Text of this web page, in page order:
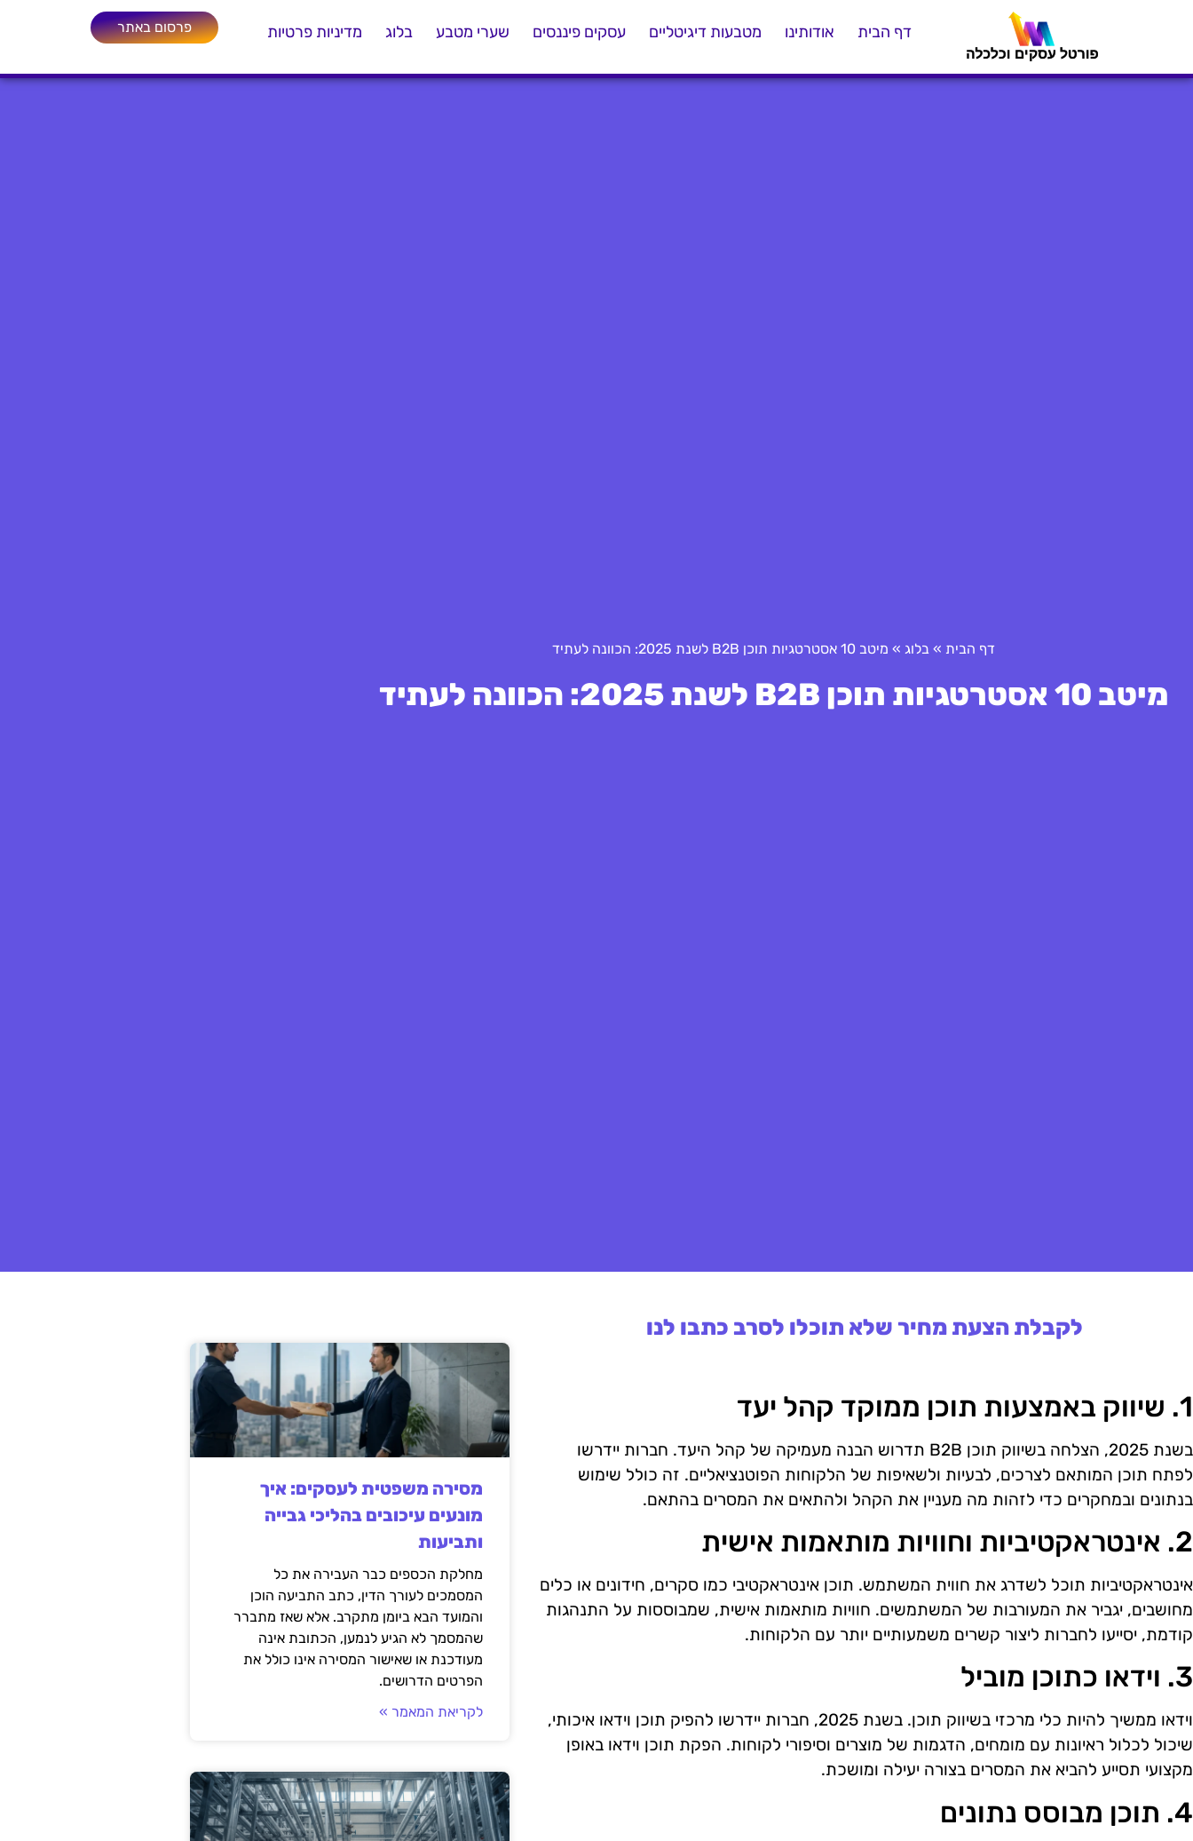
דף הבית אודותינו מטבעות דיגיטליים עסקים פיננסים שערי מטבע בלוג מדיניות פרטיות פרסום באתר
דף הבית » בלוג » מיטב 10 אסטרטגיות תוכן B2B לשנת 2025: הכוונה לעתיד
מיטב 10 אסטרטגיות תוכן B2B לשנת 2025: הכוונה לעתיד
לקבלת הצעת מחיר שלא תוכלו לסרב כתבו לנו
1. שיווק באמצעות תוכן ממוקד קהל יעד
בשנת 2025, הצלחה בשיווק תוכן B2B תדרוש הבנה מעמיקה של קהל היעד. חברות יידרשו
לפתח תוכן המותאם לצרכים, לבעיות ולשאיפות של הלקוחות הפוטנציאליים. זה כולל שימוש
בנתונים ובמחקרים כדי לזהות מה מעניין את הקהל ולהתאים את המסרים בהתאם.
2. אינטראקטיביות וחוויות מותאמות אישית
אינטראקטיביות תוכל לשדרג את חווית המשתמש. תוכן אינטראקטיבי כמו סקרים, חידונים או כלים
מחושבים, יגביר את המעורבות של המשתמשים. חוויות מותאמות אישית, שמבוססות על התנהגות
קודמת, יסייעו לחברות ליצור קשרים משמעותיים יותר עם הלקוחות.
3. וידאו כתוכן מוביל
וידאו ממשיך להיות כלי מרכזי בשיווק תוכן. בשנת 2025, חברות יידרשו להפיק תוכן וידאו איכותי,
שיכול לכלול ראיונות עם מומחים, הדגמות של מוצרים וסיפורי לקוחות. הפקת תוכן וידאו באופן
מקצועי תסייע להביא את המסרים בצורה יעילה ומושכת.
4. תוכן מבוסס נתונים
מסירה משפטית לעסקים: איך
מונעים עיכובים בהליכי גבייה
ותביעות
מחלקת הכספים כבר העבירה את כל
המסמכים לעורך הדין, כתב התביעה הוכן
והמועד הבא ביומן מתקרב. אלא שאז מתברר
שהמסמך לא הגיע לנמען, הכתובת אינה
מעודכנת או שאישור המסירה אינו כולל את
הפרטים הדרושים.
לקריאת המאמר »